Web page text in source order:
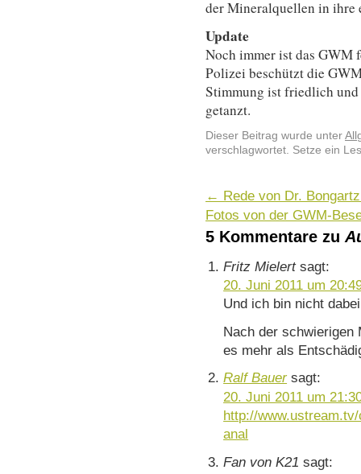
der Mineralquellen in ihre
Update
Noch immer ist das GWM
Polizei beschützt die
Stimmung ist friedlich
getanzt.
Dieser Beitrag wurde unter
verschlagwortet. Setze ein
← Rede von Dr.
Fotos von der GWM-
5 Kommentare zu
Fritz Mielert sagt:
20. Juni 2011 um
Und ich bin nicht
Nach der schwierigen
es mehr als
Ralf Bauer sagt:
20. Juni 2011 um
http://
anal
Fan von K21 sagt: